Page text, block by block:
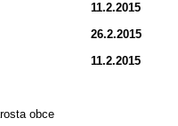
11.2.2015
26.2.2015
11.2.2015
obce